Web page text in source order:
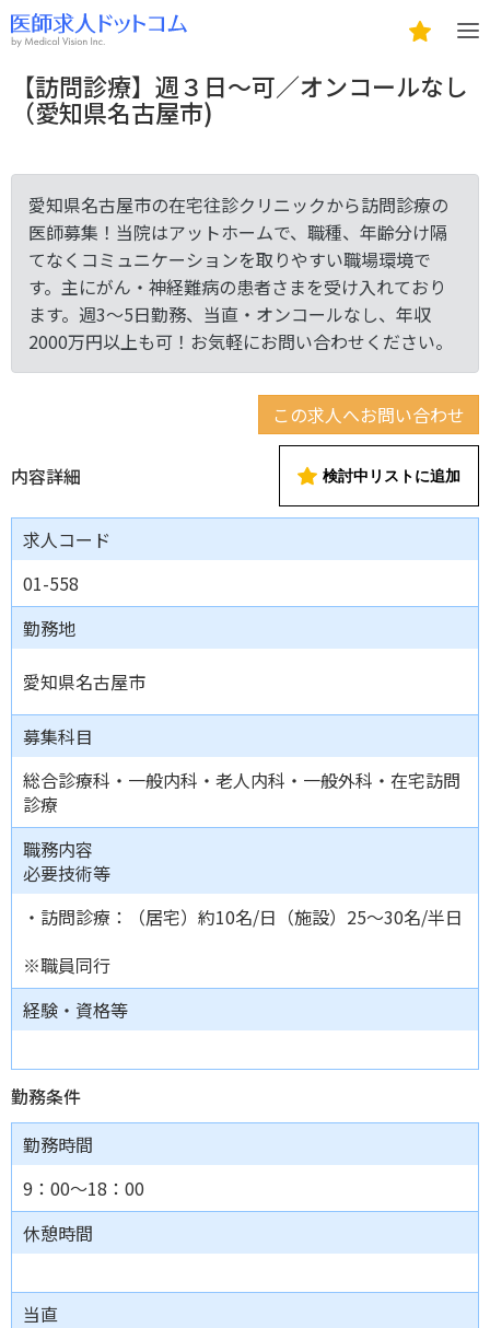
【訪問診療】週３日～可／オンコールなし
（愛知県名古屋市)
愛知県名古屋市の在宅往診クリニックから訪問診療の
医師募集！当院はアットホームで、職種、年齢分け隔
てなくコミュニケーションを取りやすい職場環境で
す。主にがん・神経難病の患者さまを受け入れており
ます。週3～5日勤務、当直・オンコールなし、年収
2000万円以上も可！お気軽にお問い合わせください。
この求人へお問い合わせ
内容詳細 検討中リストに追加
求人コード
01-558
勤務地
愛知県名古屋市
募集科目
総合診療科・一般内科・老人内科・一般外科・在宅訪問
診療
職務内容
必要技術等
・訪問診療：（居宅）約10名/日（施設）25～30名/半日
※職員同行
経験・資格等
勤務条件
勤務時間
9：00～18：00
休憩時間
当直